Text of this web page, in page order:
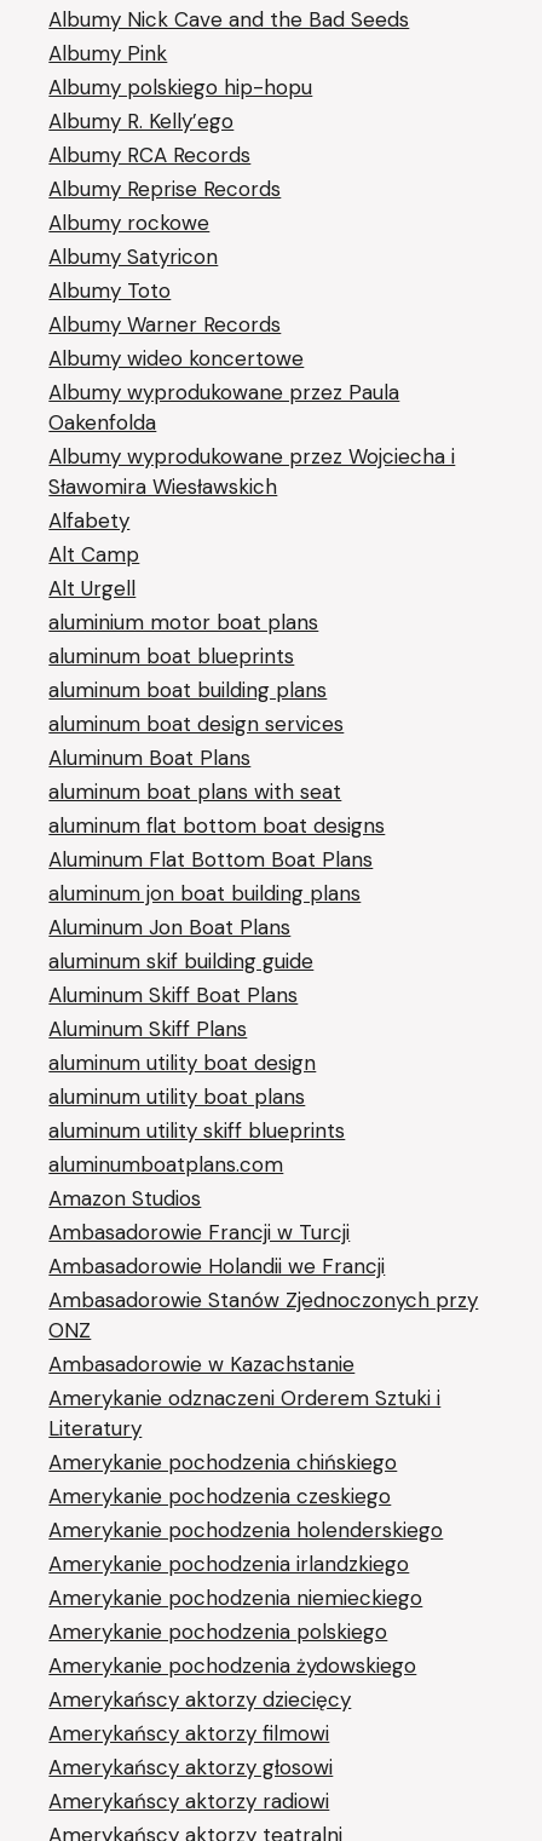
Albumy Nick Cave and the Bad Seeds
Albumy Pink
Albumy polskiego hip-hopu
Albumy R. Kelly’ego
Albumy RCA Records
Albumy Reprise Records
Albumy rockowe
Albumy Satyricon
Albumy Toto
Albumy Warner Records
Albumy wideo koncertowe
Albumy wyprodukowane przez Paula
Oakenfolda
Albumy wyprodukowane przez Wojciecha i
Sławomira Wiesławskich
Alfabety
Alt Camp
Alt Urgell
aluminium motor boat plans
aluminum boat blueprints
aluminum boat building plans
aluminum boat design services
Aluminum Boat Plans
aluminum boat plans with seat
aluminum flat bottom boat designs
Aluminum Flat Bottom Boat Plans
aluminum jon boat building plans
Aluminum Jon Boat Plans
aluminum skif building guide
Aluminum Skiff Boat Plans
Aluminum Skiff Plans
aluminum utility boat design
aluminum utility boat plans
aluminum utility skiff blueprints
aluminumboatplans.com
Amazon Studios
Ambasadorowie Francji w Turcji
Ambasadorowie Holandii we Francji
Ambasadorowie Stanów Zjednoczonych przy
ONZ
Ambasadorowie w Kazachstanie
Amerykanie odznaczeni Orderem Sztuki i
Literatury
Amerykanie pochodzenia chińskiego
Amerykanie pochodzenia czeskiego
Amerykanie pochodzenia holenderskiego
Amerykanie pochodzenia irlandzkiego
Amerykanie pochodzenia niemieckiego
Amerykanie pochodzenia polskiego
Amerykanie pochodzenia żydowskiego
Amerykańscy aktorzy dziecięcy
Amerykańscy aktorzy filmowi
Amerykańscy aktorzy głosowi
Amerykańscy aktorzy radiowi
Amerykańscy aktorzy teatralni